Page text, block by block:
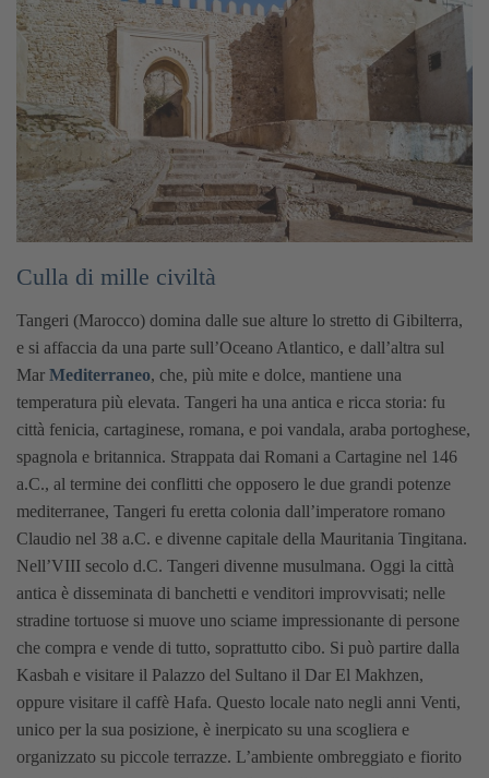
Culla di mille civiltà
Tangeri (Marocco) domina dalle sue alture lo stretto di Gibilterra,
e si affaccia da una parte sull’Oceano Atlantico, e dall’altra sul
Mar Mediterraneo, che, più mite e dolce, mantiene una
temperatura più elevata. Tangeri ha una antica e ricca storia: fu
città fenicia, cartaginese, romana, e poi vandala, araba portoghese,
spagnola e britannica. Strappata dai Romani a Cartagine nel 146
a.C., al termine dei conflitti che opposero le due grandi potenze
mediterranee, Tangeri fu eretta colonia dall’imperatore romano
Claudio nel 38 a.C. e divenne capitale della Mauritania Tingitana.
Nell’VIII secolo d.C. Tangeri divenne musulmana. Oggi la città
antica è disseminata di banchetti e venditori improvvisati; nelle
stradine tortuose si muove uno sciame impressionante di persone
che compra e vende di tutto, soprattutto cibo. Si può partire dalla
Kasbah e visitare il Palazzo del Sultano il Dar El Makhzen,
oppure visitare il caffè Hafa. Questo locale nato negli anni Venti,
unico per la sua posizione, è inerpicato su una scogliera e
organizzato su piccole terrazze. L’ambiente ombreggiato e fiorito